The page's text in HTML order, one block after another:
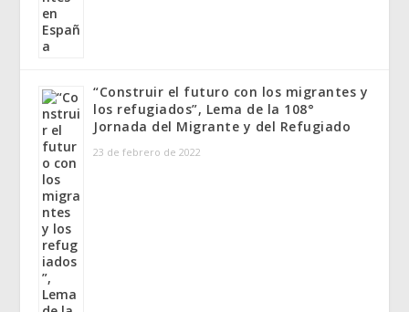
“Construir el futuro con los migrantes y
los refugiados”, Lema de la 108°
Jornada del Migrante y del Refugiado
23 de febrero de 2022